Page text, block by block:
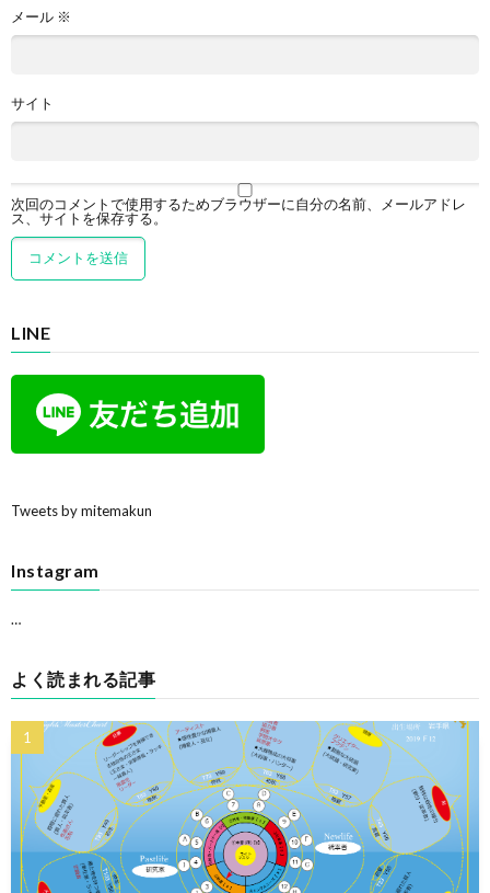
メール ※
サイト
次回のコメントで使用するためブラウザーに自分の名前、メールアドレ
ス、サイトを保存する。
LINE
Tweets by mitemakun
Instagram
…
よく読まれる記事